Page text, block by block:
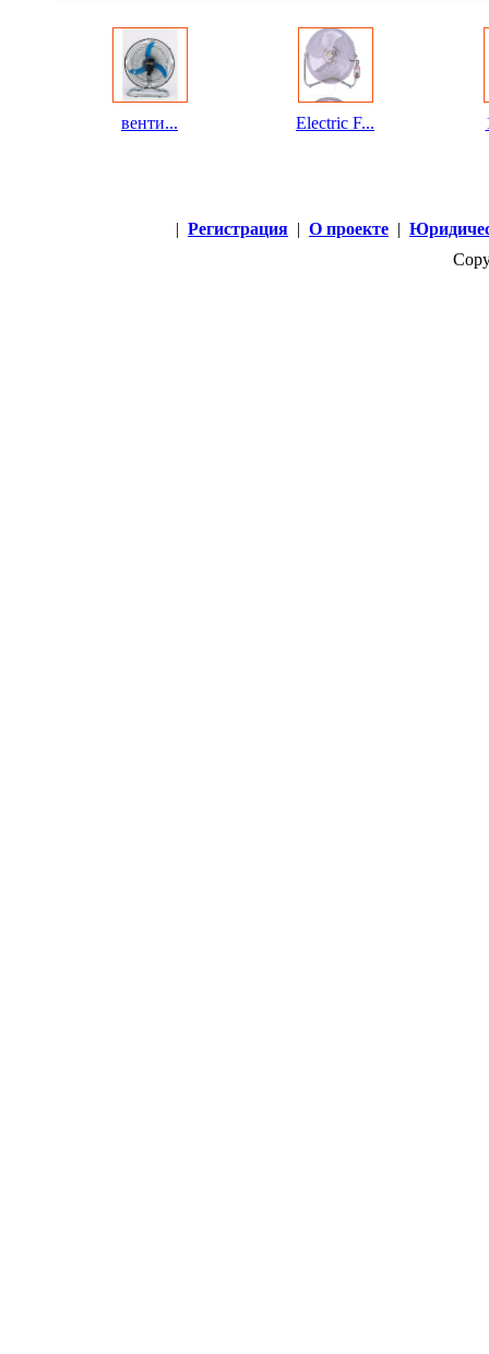
венти... Electric F...
| Регистрация | О проекте |